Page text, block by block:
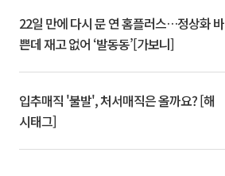
22일 만에 다시 문 연 홈플러스…정상화 바
쁜데 재고 없어 ‘발동동’[가보니]
입추매직 '불발', 처서매직은 올까요? [해
시태그]